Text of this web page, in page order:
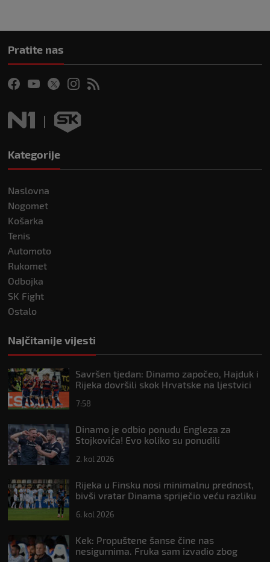
Pratite nas
Kategorije
Naslovna
Nogomet
Košarka
Tenis
Automoto
Rukomet
Odbojka
SK Fight
Ostalo
Najčitanije vijesti
Savršen tjedan: Dinamo započeo, Hajduk i
Rijeka dovršili skok Hrvatske na ljestvici
7:58
Dinamo je odbio ponudu Engleza za
Stojkovića! Evo koliko su ponudili
2. kol 2026
Rijeka u Finsku nosi minimalnu prednost,
bivši vratar Dinama spriječio veću razliku
6. kol 2026
Kek: Propuštene šanse čine nas
nesigurnima. Fruka sam izvadio zbog